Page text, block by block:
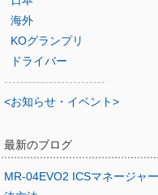
海外
KOグランプリ
ドライバー
-------------------------
<お知らせ・イベント>
最新のブログ
MR-04EVO2 ICSマネージャ